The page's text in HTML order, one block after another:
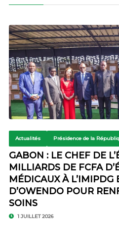
Actualités Présidence de la
GABON : LE CHEF DE
MILLIARDS DE FCFA
MÉDICAUX À L’IMIPDG
D’OWENDO POUR
SOINS
1 JUILLET 2026